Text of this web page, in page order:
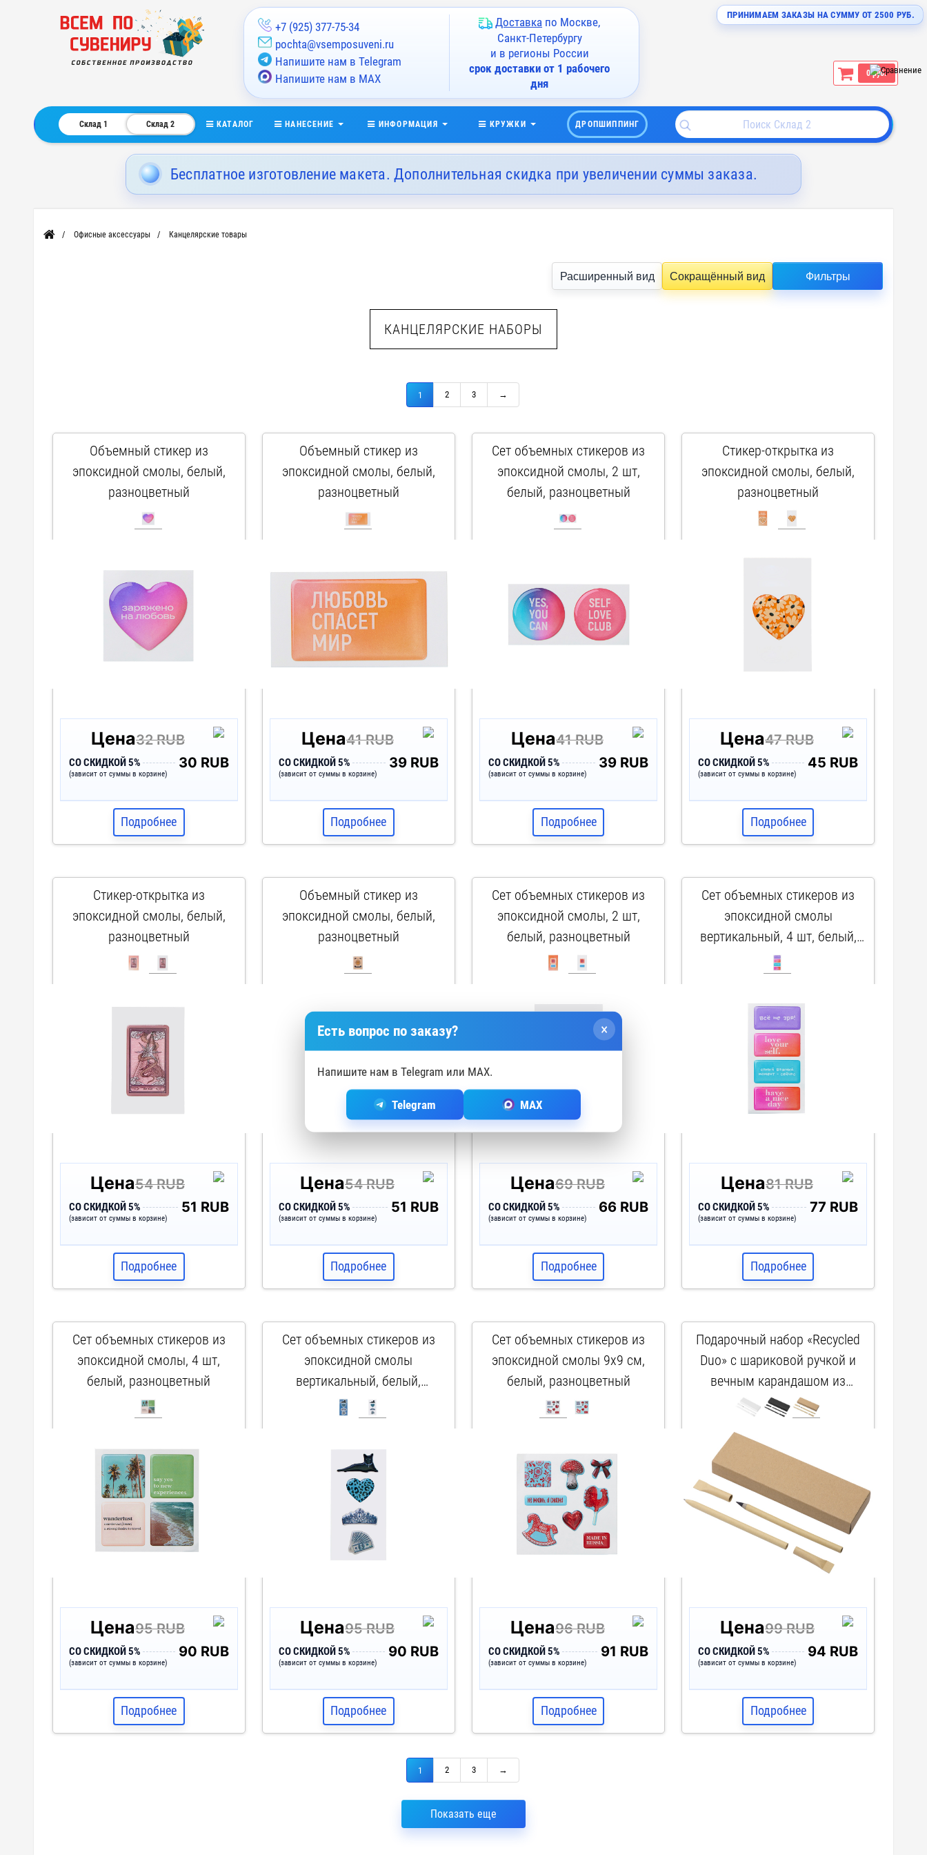
ПРИНИМАЕМ ЗАКАЗЫ НА СУММУ ОТ 2500 РУБ.
+7 (925) 377-75-34
pochta@vsemposuveni.ru
Напишите нам в Telegram
Напишите нам в MAX
Доставка по Москве,
Санкт-Петербургу
и в регионы России
срок доставки от 1 рабочего
дня
0 руб.
Склад 1 Склад 2 КАТАЛОГ НАНЕСЕНИЕ ИНФОРМАЦИЯ КРУЖКИ ДРОПШИППИНГ
Бесплатное изготовление макета. Дополнительная скидка при увеличении суммы заказа.
Главная Офисные аксессуары Канцелярские товары
Расширенный вид Сокращённый вид Фильтры
КАНЦЕЛЯРСКИЕ НАБОРЫ
1 2 3 →
Объемный стикер из
эпоксидной смолы, белый,
разноцветный
арт. 161747
Цена32 RUB
СО СКИДКОЙ 5%
(зависит от суммы в корзине)
30 RUB
Подробнее
Объемный стикер из
эпоксидной смолы, белый,
разноцветный
арт. 161748
Цена41 RUB
СО СКИДКОЙ 5%
(зависит от суммы в корзине)
39 RUB
Подробнее
Сет объемных стикеров из
эпоксидной смолы, 2 шт,
белый, разноцветный
арт. 161750
Цена41 RUB
СО СКИДКОЙ 5%
(зависит от суммы в корзине)
39 RUB
Подробнее
Стикер-открытка из
эпоксидной смолы, белый,
разноцветный
арт. 161769
Цена47 RUB
СО СКИДКОЙ 5%
(зависит от суммы в корзине)
45 RUB
Подробнее
Стикер-открытка из
эпоксидной смолы, белый,
разноцветный
арт. 161765
Цена54 RUB
СО СКИДКОЙ 5%
(зависит от суммы в корзине)
51 RUB
Подробнее
Объемный стикер из
эпоксидной смолы, белый,
разноцветный
арт. 161749
Цена54 RUB
СО СКИДКОЙ 5%
(зависит от суммы в корзине)
51 RUB
Подробнее
Сет объемных стикеров из
эпоксидной смолы, 2 шт,
белый, разноцветный
арт. 161766
Цена69 RUB
СО СКИДКОЙ 5%
(зависит от суммы в корзине)
66 RUB
Подробнее
Сет объемных стикеров из
эпоксидной смолы
вертикальный, 4 шт, белый,
разноцветный
арт. 161763
Цена81 RUB
СО СКИДКОЙ 5%
(зависит от суммы в корзине)
77 RUB
Подробнее
Сет объемных стикеров из
эпоксидной смолы, 4 шт,
белый, разноцветный
арт. 161751
Цена95 RUB
СО СКИДКОЙ 5%
(зависит от суммы в корзине)
90 RUB
Подробнее
Сет объемных стикеров из
эпоксидной смолы
вертикальный, белый,
разноцветный
арт. 161768
Цена95 RUB
СО СКИДКОЙ 5%
(зависит от суммы в корзине)
90 RUB
Подробнее
Сет объемных стикеров из
эпоксидной смолы 9х9 cм,
белый, разноцветный
арт. 161759
Цена96 RUB
СО СКИДКОЙ 5%
(зависит от суммы в корзине)
91 RUB
Подробнее
Подарочный набор «Recycled
Duo» c шариковой ручкой и
вечным карандашом из
переработанной бумаги,
натуральный
арт. 77582.08
Цена99 RUB
СО СКИДКОЙ 5%
(зависит от суммы в корзине)
94 RUB
Подробнее
1 2 3 →
Показать еще
Есть вопрос по заказу? ×
Напишите нам в Telegram или MAX.
Telegram MAX